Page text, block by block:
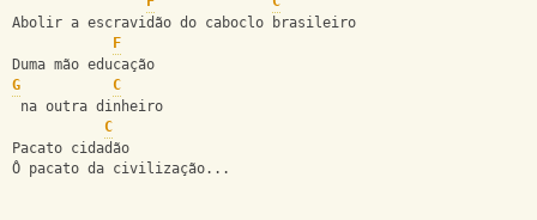
Abolir a escravidão do caboclo brasileiro
F
Duma mão educação
G
C
na outra dinheiro
C
Pacato cidadão
Ô pacato da civilização...